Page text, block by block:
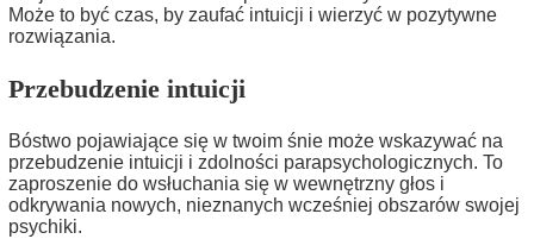
Może to być czas, by zaufać intuicji i wierzyć w pozytywne
rozwiązania.
Przebudzenie intuicji
Bóstwo pojawiające się w twoim śnie może wskazywać na
przebudzenie intuicji i zdolności parapsychologicznych. To
zaproszenie do wsłuchania się w wewnętrzny głos i
odkrywania nowych, nieznanych wcześniej obszarów swojej
psychiki.